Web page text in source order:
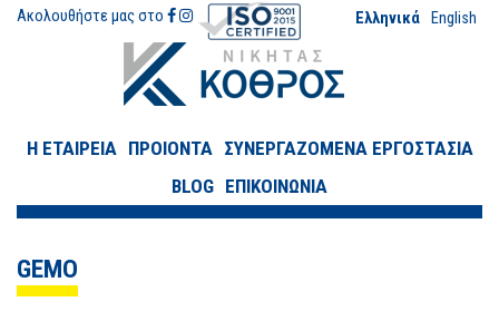
Ακολουθήστε μας στο Ελληνικά English
Η ΕΤΑΙΡΕΙΑ ΠΡΟΙΟΝΤΑ ΣΥΝΕΡΓΑΖΟΜΕΝΑ ΕΡΓΟΣΤΑΣΙΑ
BLOG ΕΠΙΚΟΙΝΩΝΙΑ
GEMO